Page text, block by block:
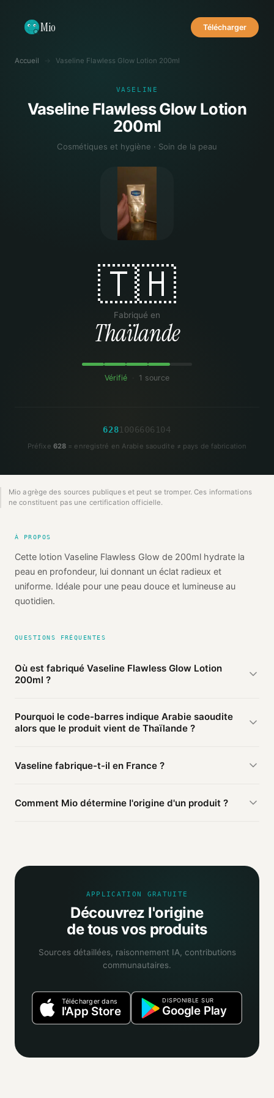
Mio Télécharger
Accueil → Vaseline Flawless Glow Lotion 200ml
VASELINE
Vaseline Flawless Glow Lotion
200ml
Cosmétiques et hygiène · Soin de la peau
🇹🇭
Fabriqué en
Thaïlande
Vérifié 1 source
6281 006606 1 04
Préfixe 628 = enregistré en Arabie saoudite ≠ pays de fabrication
Mio agrège des sources publiques et peut se tromper. Ces informations
ne constituent pas une certification officielle.
À PROPOS
Cette lotion Vaseline Flawless Glow de 200ml hydrate la
peau en profondeur, lui donnant un éclat radieux et
uniforme. Idéale pour une peau douce et lumineuse au
quotidien.
QUESTIONS FRÉQUENTES
Où est fabriqué Vaseline Flawless Glow Lotion
200ml ?
Flawless Glow Lotion 200ml de Vaseline est fabriqué en
Thaïlande (vérifié). Cette information est basée sur 1
Pourquoi le code-barres indique Arabie saoudite
alors que le produit vient de Thaïlande ?
d'enregistrementdu code, pas le lieu de fabrication. Une
Vaseline fabrique-t-il en France ?
produits de la marque peuvent être fabriqués ailleurs.
Comment Mio détermine l'origine d'un produit ?
selon la fiabilité des informations trouvées.
APPLICATION GRATUITE
Découvrez l'origine
de tous vos produits
Sources détaillées, raisonnement IA, contributions
communautaires.
Télécharger dans
l'App Store
DISPONIBLE SUR
Google Play